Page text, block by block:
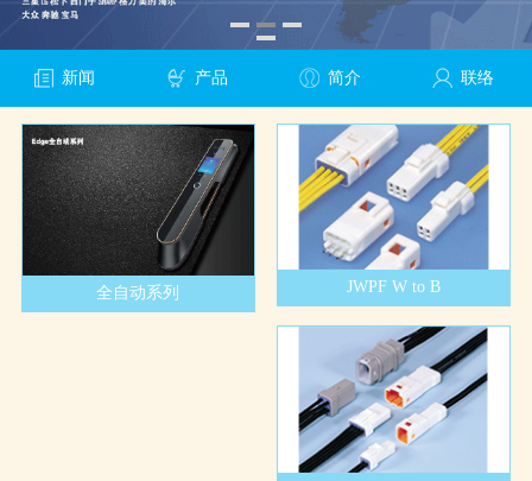
新闻 产品 简介 联络
全自动系列 JWPF W to B